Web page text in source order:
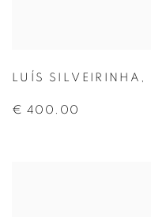
LUÍS SILVEIRINHA ,
€ 400.00